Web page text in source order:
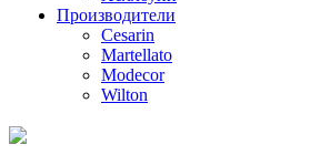
Производители
Cesarin
Martellato
Modecor
Wilton